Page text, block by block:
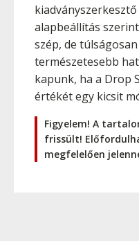
alapbeállítás
szép, de
természetesebb
kapunk, ha a Drop
értékét egy kicsit
Figyelem! A
frissült!
megfelelően